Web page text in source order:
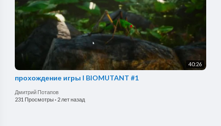
40:26
прохождение игры I BIOMUTANT #1
Дмитрий Потапов
231 Просмотры· 2 лет назад